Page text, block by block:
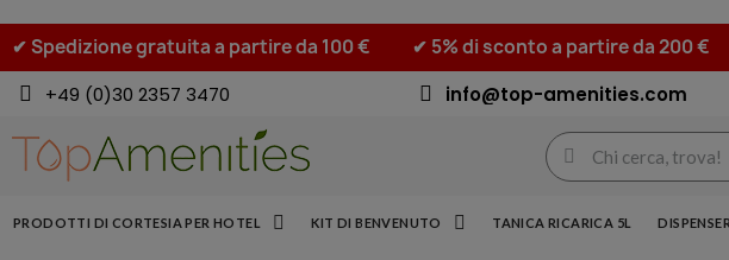
✔ Spedizione gratuita a partire da 100 € ✔ 5% di sconto a partire da 200 €
+49 (0)30 2357 3470
info@top-amenities.com
PRODOTTI DI CORTESIA PER HOTEL KIT DI BENVENUTO TANICA RICARICA 5L